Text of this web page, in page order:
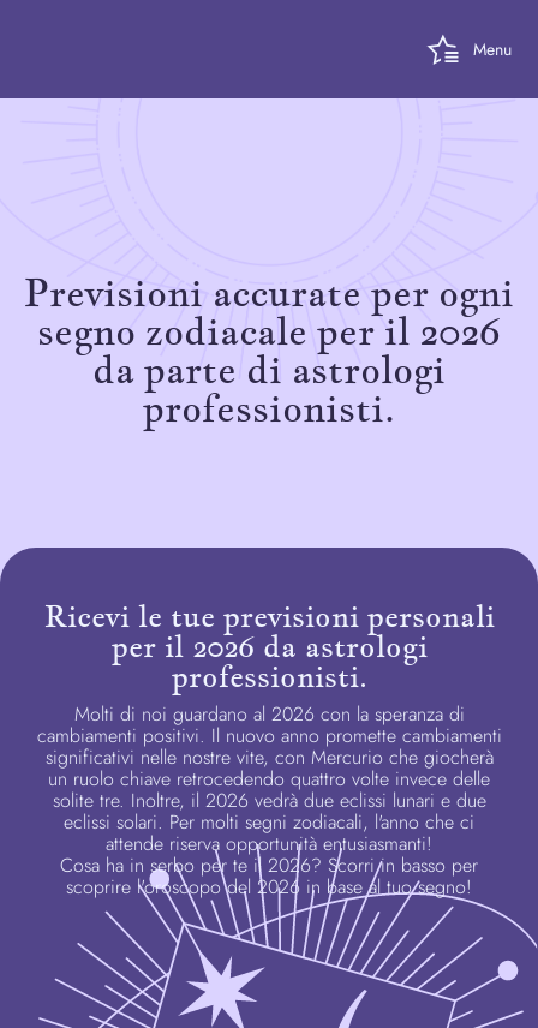
Menu
Previsioni accurate per ogni
segno zodiacale per il 2026
da parte di astrologi
professionisti.
Ricevi le tue previsioni personali
per il 2026 da astrologi
professionisti.
Molti di noi guardano al 2026 con la speranza di
cambiamenti positivi. Il nuovo anno promette cambiamenti
significativi nelle nostre vite, con Mercurio che giocherà
un ruolo chiave retrocedendo quattro volte invece delle
solite tre. Inoltre, il 2026 vedrà due eclissi lunari e due
eclissi solari. Per molti segni zodiacali, l'anno che ci
attende riserva opportunità entusiasmanti!
Cosa ha in serbo per te il 2026? Scorri in basso per
scoprire l'oroscopo del 2026 in base al tuo segno!